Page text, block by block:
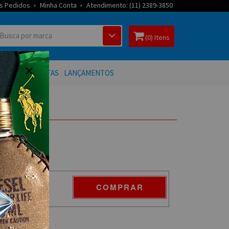
Pedidos Minha Conta Atendimento: (11) 2389-3850
(0) Itens
OFERTAS LANÇAMENTOS
COMPRAR